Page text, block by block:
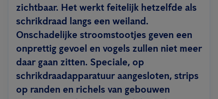
zichtbaar. Het werkt feitelijk hetzelfde als
schrikdraad langs een weiland.
Onschadelijke stroomstootjes geven een
onprettig gevoel en vogels zullen niet meer
daar gaan zitten. Speciale, op
schrikdraadapparatuur aangesloten, strips
op randen en richels van gebouwen